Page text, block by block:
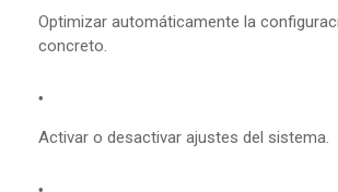
Optimizar automáticamente la
concreto.
Activar o desactivar ajustes del sistema.